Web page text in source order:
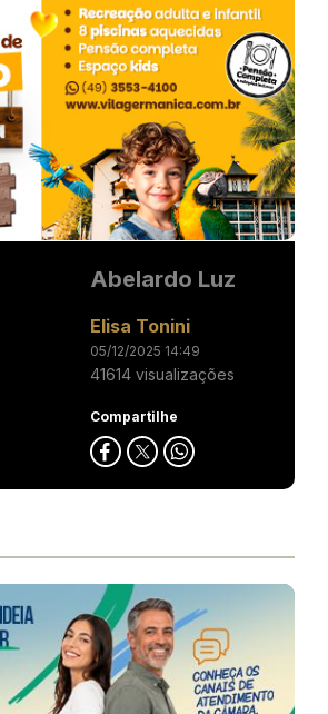
Abelardo Luz
Elisa Tonini
05/12/2025 14:49
41614 visualizações
Compartilhe